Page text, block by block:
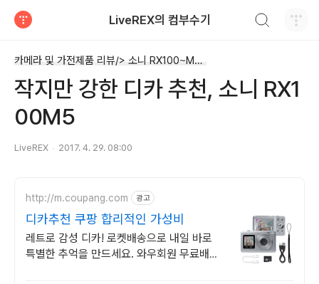
LiveREX의 컴부수기
카메라 및 가전제품 리뷰/> 소니 RX100~MK5
작지만 강한 디카 추천, 소니 RX1
00M5
LiveREX 2017. 4. 29. 08:00
http://m.coupang.com 광고
디카추천 쿠팡 합리적인 가성비
레트로 감성 디카! 로켓배송으로 내일 바로
특별한 추억을 만드세요. 와우회원 무료배송!